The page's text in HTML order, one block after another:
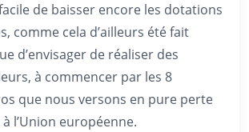
de baisser encore les dotations
comme cela d’ailleurs été fait
d’envisager de réaliser des
à commencer par les 8
que nous versons en pure perte
l’Union européenne.